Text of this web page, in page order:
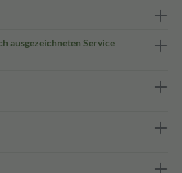
ausgezeichneten Service